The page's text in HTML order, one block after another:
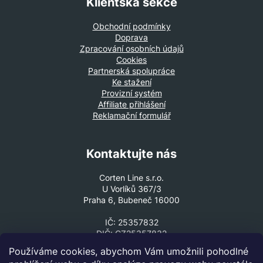
Používáme cookies, abychom Vám umožnili pohodlné
Kontaktujte nás
Corten Line s.r.o.
U Vorlíků 367/3
Praha 6, Bubeneč 16000
IČ: 25357832
DIČ: CZ25357832
VOLEJTE ČI PIŠTE
Obchodní podmínky
Doprava
Zpracování osobních údajů
Cookies
Partnerská spolupráce
Ke stažení
Provizní systém
Affiliate přihlášení
Reklamační formulář